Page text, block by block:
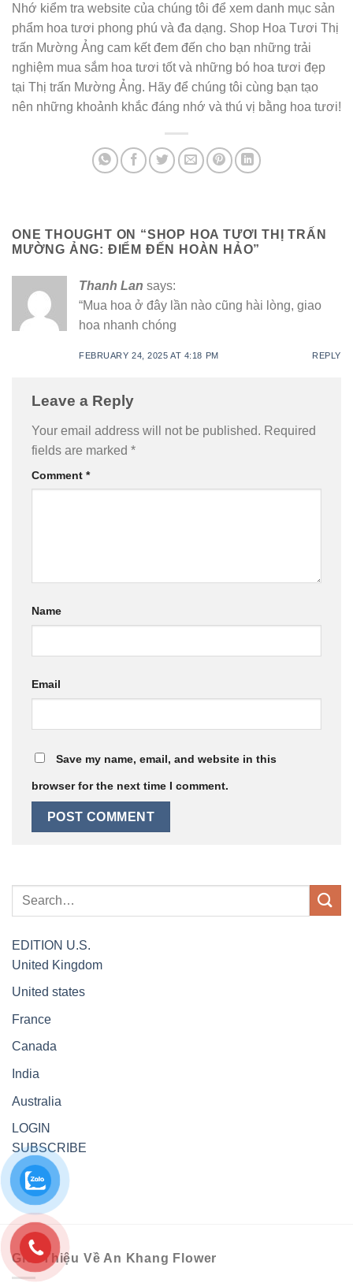
Nhớ kiểm tra website của chúng tôi để xem danh mục sản
phẩm hoa tươi phong phú và đa dạng. Shop Hoa Tươi Thị
trấn Mường Ảng cam kết đem đến cho bạn những trải
nghiệm mua sắm hoa tươi tốt và những bó hoa tươi đẹp
tại Thị trấn Mường Ảng. Hãy để chúng tôi cùng bạn tạo
nên những khoảnh khắc đáng nhớ và thú vị bằng hoa tươi!
ONE THOUGHT ON “SHOP HOA TƯƠI THỊ TRẤN
MƯỜNG ẢNG: ĐIỂM ĐẾN HOÀN HẢO”
Thanh Lan says:
“Mua hoa ở đây lần nào cũng hài lòng, giao
hoa nhanh chóng
FEBRUARY 24, 2025 AT 4:18 PM REPLY
Leave a Reply
Your email address will not be published. Required
fields are marked *
Comment *
Name
Email
Save my name, email, and website in this
browser for the next time I comment.
EDITION U.S.
United Kingdom
United states
France
Canada
India
Australia
LOGIN
SUBSCRIBE
Giới Thiệu Về An Khang Flower